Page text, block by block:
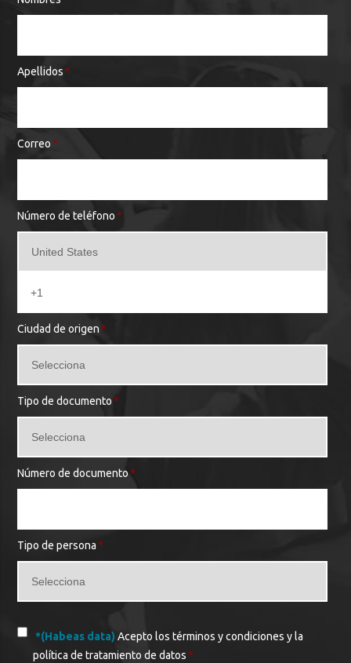
Apellidos *
Correo *
Número de teléfono *
Ciudad de origen *
Tipo de documento *
Número de documento *
Tipo de persona *
*(Habeas data)Acepto los términos y condiciones y la
política de tratamiento de datos *